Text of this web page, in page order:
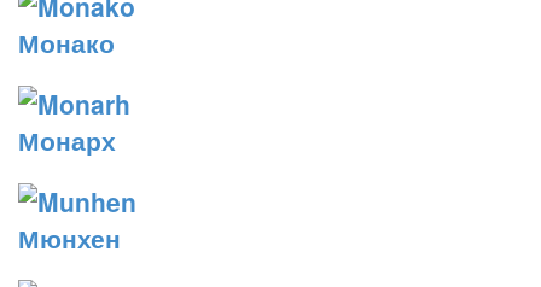
Монако
Монарх
Мюнхен